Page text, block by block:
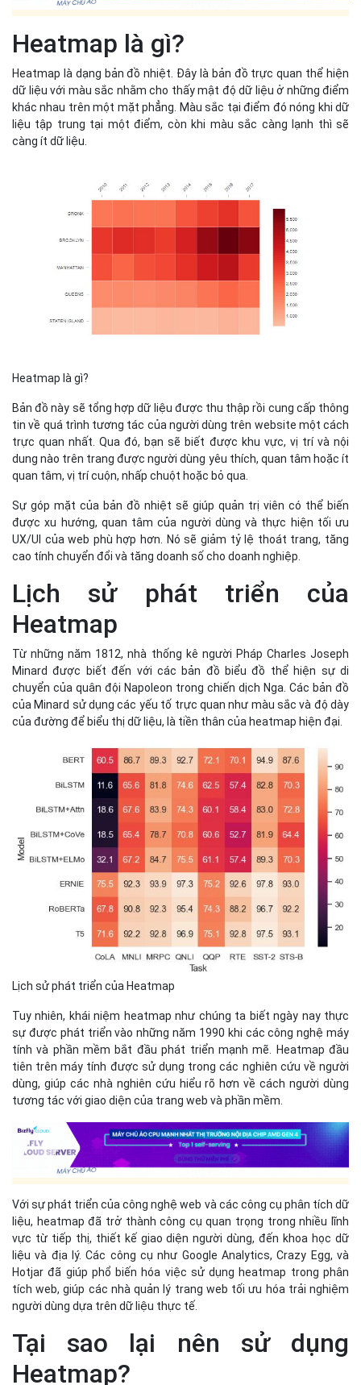
Bản đồ này sẽ tổng hợp dữ liệu được thu thập rồi cung cấp thông
tin về quá trình tương tác của người dùng trên website một cách
trực quan nhất. Qua đó, bạn sẽ biết được khu vực, vị trí và nội
dung nào trên trang được người dùng yêu thích, quan tâm hoặc ít
quan tâm, vị trí cuộn, nhấp chuột hoặc bỏ qua.
Sự góp mặt của bản đồ nhiệt sẽ giúp quản trị viên có thể biến
được xu hướng, quan tâm của người dùng và thực hiện tối ưu
cao tính chuyển đổi và tăng doanh số cho doanh nghiệp.
Lịch sử phát triển của
Heatmap
Từ những năm 1812, nhà thống kê người Pháp Charles Joseph
Minard được biết đến với các bản đồ biểu đồ thể hiện sự di
chuyển của quân đội Napoleon trong chiến dịch Nga. Các bản đồ
của Minard sử dụng các yếu tố trực quan như màu sắc và độ dày
của đường để biểu thị dữ liệu, là tiền thân của heatmap hiện đại.
Lịch sử phát triển của Heatmap
Tuy nhiên, khái niệm heatmap như chúng ta biết ngày nay thực
sự được phát triển vào những năm 1990 khi các công nghệ máy
tính và phần mềm bắt đầu phát triển mạnh mẽ. Heatmap đầu
tiên trên máy tính được sử dụng trong các nghiên cứu về người
dùng, giúp các nhà nghiên cứu hiểu rõ hơn về cách người dùng
tương tác với giao diện của trang web và phần mềm.
Với sự phát triển của công nghệ web và các công cụ phân tích dữ
liệu, heatmap đã trở thành công cụ quan trọng trong nhiều lĩnh
vực từ tiếp thị, thiết kế giao diện người dùng, đến khoa học dữ
liệu và địa lý. Các công cụ như Google Analytics, Crazy Egg, và
Hotjar đã giúp phổ biến hóa việc sử dụng heatmap trong phân
tích web, giúp các nhà quản lý trang web tối ưu hóa trải nghiệm
người dùng dựa trên dữ liệu thực tế.
Tại sao lại nên sử dụng
Heatmap?
Sử dụng Heatmap vì những lý do sau đây:
Heatmap cho phép trực quan hóa dữ liệu một cách rõ ràng và dễ
hiểu. Thay vì phải đọc qua hàng ngàn dòng dữ liệu số, người dùng
có thể nhanh chóng nhìn thấy các khu vực quan trọng trên một
biểu đồ màu sắc.
Tiếp theo, heatmap giúp xác định các mẫu hành vi người dùng
một cách dễ dàng. Chẳng hạn, trong lĩnh vực thiết kế giao diện
người dùng, heatmap có thể cho thấy những khu vực nào trên
trang web được người dùng chú ý nhiều nhất, khu vực nào ít